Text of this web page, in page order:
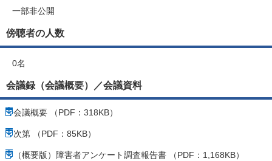
一部非公開
傍聴者の人数
0名
会議録（会議概要）／会議資料
会議概要 （PDF：318KB）
次第 （PDF：85KB）
（概要版）障害者アンケート調査報告書 （PDF：1,168KB）